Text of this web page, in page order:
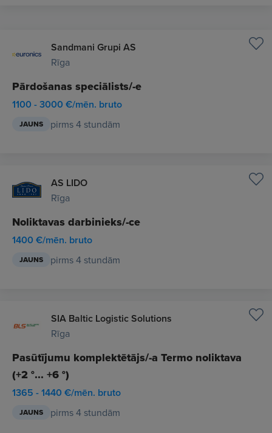
Sandmani Grupi AS
Rīga
Pārdošanas speciālists/-e
1100 - 3000 €/mēn. bruto
JAUNS pirms 4 stundām
AS LIDO
Rīga
Noliktavas darbinieks/-ce
1400 €/mēn. bruto
JAUNS pirms 4 stundām
SIA Baltic Logistic Solutions
Rīga
Pasūtījumu komplektētājs/-a Termo noliktava
(+2 °... +6 °)
1365 - 1440 €/mēn. bruto
JAUNS pirms 4 stundām